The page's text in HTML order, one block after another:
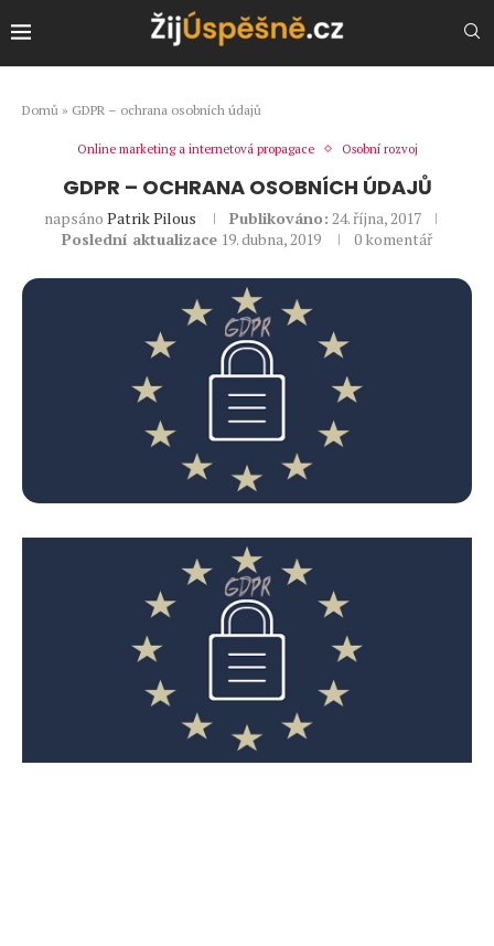
Domů » GDPR – ochrana osobních údajů
Online marketing a internetová propagace Osobní rozvoj
GDPR – OCHRANA OSOBNÍCH ÚDAJŮ
napsáno Patrik Pilous Publikováno: 24. října, 2017
Poslední aktualizace 19. dubna, 2019 0 komentář